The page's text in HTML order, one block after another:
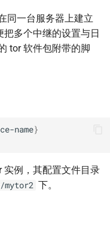
同一台服务器上建立
把多个中继的设置与日
tor 软件包附带的脚
name}
实例，其配置文件目录
下。